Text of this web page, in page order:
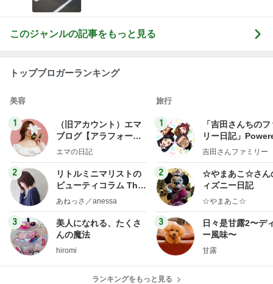
このジャンルの記事をもっと見る
トップブロガーランキング
美容
1
（旧アカウント）エマ
ブログ【アラフォー会
社売却セカンドライ
エマの日記
2
リトルミニマリストの
ビューティコラム The
little minimalist's bea
あねっさ／anessa
3
美人になれる、たくさ
んの魔法
hiromi
旅行
1
「吉田さんちの
リー日記」
y Ameba 吉田さ
ログ
吉田さんファミリー
2
☆やまあこ☆さん
ィズニー日記
☆やまあこ☆
3
日々是甘露2〜デ
ー風味〜
甘露
ランキングをもっと見る